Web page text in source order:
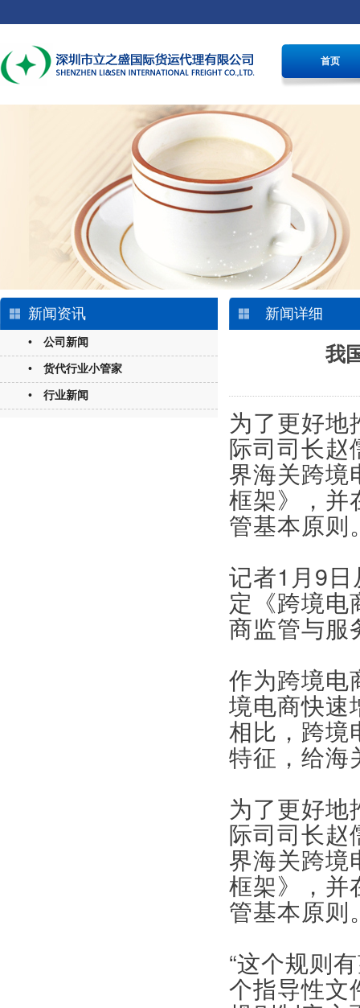
首页
新闻资讯
• 公司新闻
• 货代行业小管家
• 行业新闻
新闻详细
我
为了更好地
际司司长赵
界海关跨境
框架》，并
管基本原则
记者1月9
定《跨境电
商监管与服
作为跨境电
境电商快速
相比，跨境
特征，给海
为了更好地
际司司长赵
界海关跨境
框架》，并
管基本原则
“这个规则
个指导性文